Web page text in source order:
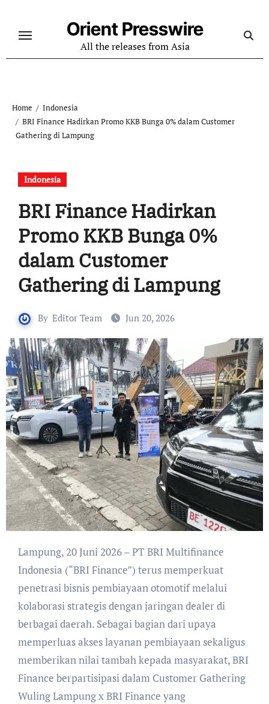
content
Orient Presswire
All the releases from Asia
Home
Indonesia
BRI Finance Hadirkan Promo KKB Bunga 0% dalam Customer
Gathering di Lampung
Indonesia
BRI Finance Hadirkan
Promo KKB Bunga 0%
dalam Customer
Gathering di Lampung
By Editor Team Jun 20, 2026
Lampung, 20 Juni 2026 – PT BRI Multifinance
Indonesia (“BRI Finance”) terus memperkuat
penetrasi bisnis pembiayaan otomotif melalui
kolaborasi strategis dengan jaringan dealer di
berbagai daerah. Sebagai bagian dari upaya
memperluas akses layanan pembiayaan sekaligus
memberikan nilai tambah kepada masyarakat, BRI
Finance berpartisipasi dalam Customer Gathering
Wuling Lampung x BRI Finance yang